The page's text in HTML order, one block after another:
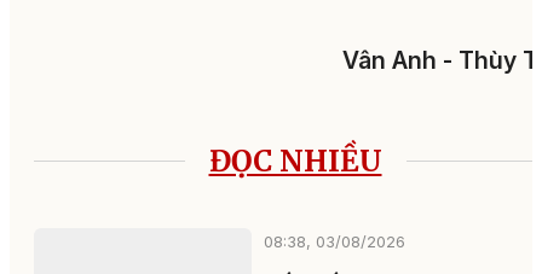
Vân Anh - Thùy
ĐỌC NHIỀU
08:38, 03/08/2026